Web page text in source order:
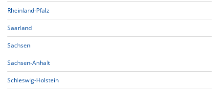
Rheinland-Pfalz
Saarland
Sachsen
Sachsen-Anhalt
Schleswig-Holstein